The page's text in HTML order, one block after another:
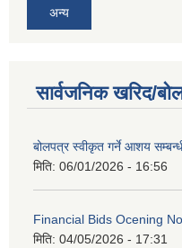
अन्य
सार्वजनिक खरिद/
बोलपत्र स्वीकृत गर्ने आशय
मिति: 06/01/2026 - 16:56
Financial Bids Ocening
मिति: 04/05/2026 - 17:31